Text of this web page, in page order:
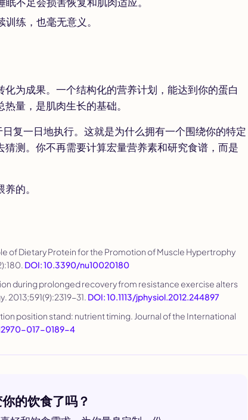
练，也毫无意义。
化为成果。一个结构化的营养计划，能达到你的蛋白
量，是肌肉生长的基础。
复一日地执行。这就是为什么拥有一个围绕你的特定
猜测。你不再需要计算宏量营养素和研究食谱，而是
的。
of Dietary Protein for the Promotion of Muscle Hypertrophy
DOI: 10.3390/nu10020180
during prolonged recovery from resistance exercise alters
. 2013;591(9):2319-31. DOI: 10.1113/jphysiol.2012.244897
position stand: nutrient timing. Journal of the International
017-0189-4
的饮食了吗？